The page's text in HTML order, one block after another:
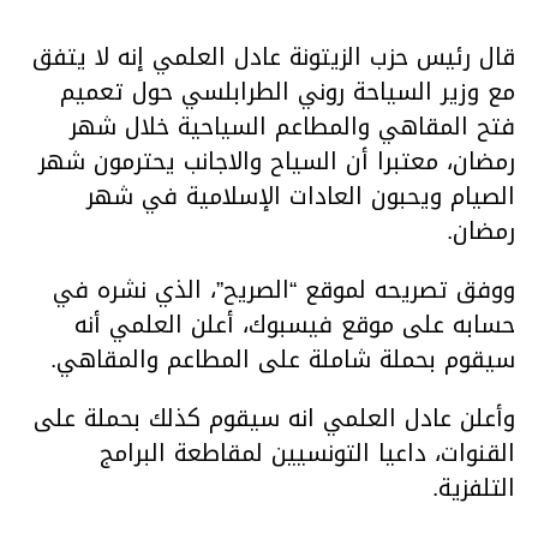
قال رئيس حزب الزيتونة عادل العلمي إنه لا يتفق
مع وزير السياحة روني الطرابلسي حول تعميم
فتح المقاهي والمطاعم السياحية خلال شهر
رمضان، معتبرا أن السياح والاجانب يحترمون شهر
الصيام ويحبون العادات الإسلامية في شهر
رمضان.
ووفق تصريحه لموقع “الصريح”، الذي نشره في
حسابه على موقع فيسبوك، أعلن العلمي أنه
سيقوم بحملة شاملة على المطاعم والمقاهي.
وأعلن عادل العلمي انه سيقوم كذلك بحملة على
القنوات، داعيا التونسيين لمقاطعة البرامج
التلفزية.